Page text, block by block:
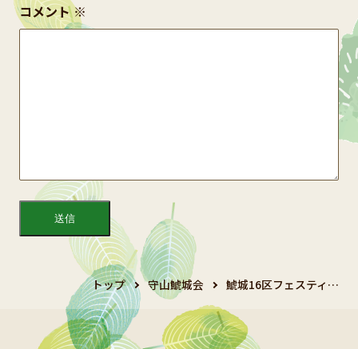
コメント※
トップ 守山鯱城会 鯱城16区フェスティ…